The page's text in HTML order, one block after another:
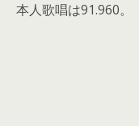
本人歌唱は91.960。